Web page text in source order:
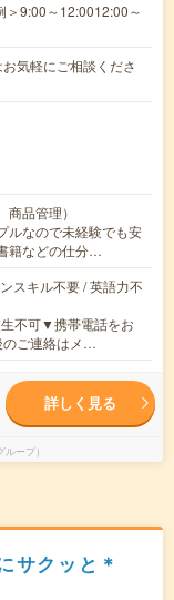
＞9:00～12:0012:00～
気軽にご相談くださ
品管理）
ルなので未経験でも安
籍などの仕分…
スキル不要 / 英語力不
不可▼携帯電話をお
のご連絡はメ…
詳しく見る
ープ）
サクッと＊